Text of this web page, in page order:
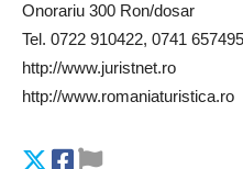
Onorariu 300 Ron/dosar
Tel. 0722 910422, 0741
http://www.juristnet.ro
http://www.romaniaturistica.ro